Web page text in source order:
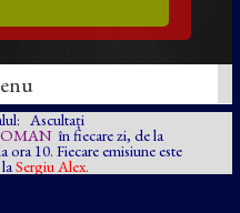
Ascultați
în fiecare zi, de la
ora 10. Fiecare emisiune este
Sergiu Alex.